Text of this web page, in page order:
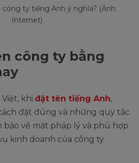
ty tiếng Anh ý nghĩa? (Ảnh:
Internet)
công ty bằng
khi đặt tên tiếng Anh,
đặt đúng và những quy tắc
về mặt pháp lý và phù hợp
kinh doanh của công ty.